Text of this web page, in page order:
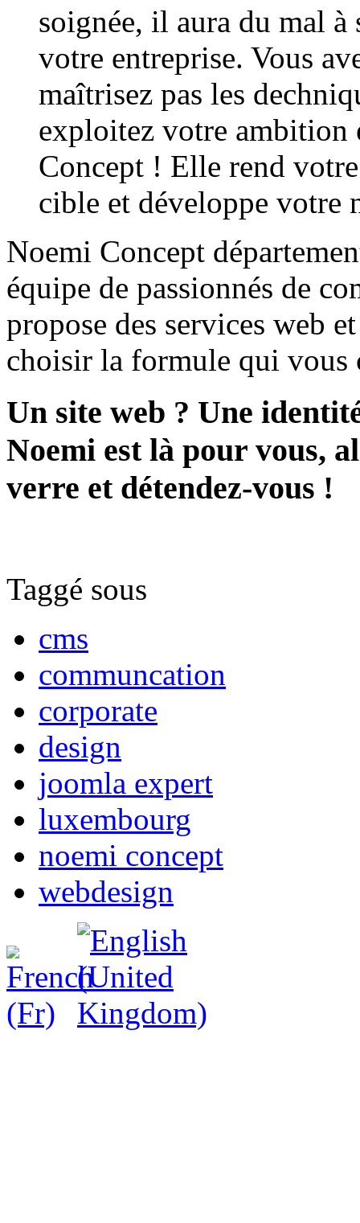
soignée, il aura du mal
votre entreprise. Vous
maîtrisez pas les
exploitez votre ambition
Concept ! Elle rend
cible et développe votre
Noemi Concept
équipe de passionnés de
propose des services web
choisir la formule qui vous
Un site web ? Une
Noemi est là pour vous,
verre et détendez-vous !
Taggé sous
cms
communcation
corporate
design
joomla expert
luxembourg
noemi concept
webdesign